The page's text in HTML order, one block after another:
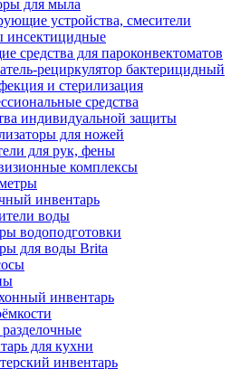
для мыла
устройства, смесители
инсектицидные
средства для пароконвектоматов
рециркулятор бактерицидный
и стерилизация
средства
индивидуальной защиты
для ножей
для рук, фены
комплексы
инвентарь
воды
водоподготовки
для воды Brita
инвентарь
для кухни
инвентарь